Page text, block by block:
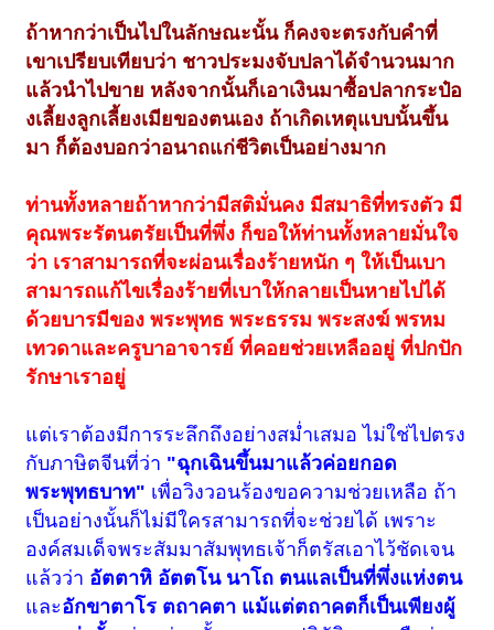
ถ้าหากว่าเป็นไปในลักษณะนั้น ก็คงจะตรงกับคำที่
เขาเปรียบเทียบว่า ชาวประมงจับปลาได้จำนวนมาก
แล้วนำไปขาย หลังจากนั้นก็เอาเงินมาซื้อปลากระป๋อ
งเลี้ยงลูกเลี้ยงเมียของตนเอง ถ้าเกิดเหตุแบบนั้นขึ้น
มา ก็ต้องบอกว่าอนาถแก่ชีวิตเป็นอย่างมาก
ท่านทั้งหลายถ้าหากว่ามีสติมั่นคง มีสมาธิที่ทรงตัว มี
คุณพระรัตนตรัยเป็นที่พึ่ง ก็ขอให้ท่านทั้งหลายมั่นใจ
ว่า เราสามารถที่จะผ่อนเรื่องร้ายหนัก ๆ ให้เป็นเบา
สามารถแก้ไขเรื่องร้ายที่เบาให้กลายเป็นหายไปได้
ด้วยบารมีของ พระพุทธ พระธรรม พระสงฆ์ พรหม
เทวดาและครูบาอาจารย์ ที่คอยช่วยเหลืออยู่ ที่ปกปัก
รักษาเราอยู่
แต่เราต้องมีการระลึกถึงอย่างสม่ำเสมอ ไม่ใช่ไปตรง
กับภาษิตจีนที่ว่า "ฉุกเฉินขึ้นมาแล้วค่อยกอด
พระพุทธบาท" เพื่อวิงวอนร้องขอความช่วยเหลือ ถ้า
เป็นอย่างนั้นก็ไม่มีใครสามารถที่จะช่วยได้ เพราะ
องค์สมเด็จพระสัมมาสัมพุทธเจ้าก็ตรัสเอาไว้ชัดเจน
แล้วว่า อัตตาหิ อัตตโน นาโถ ตนแลเป็นที่พึ่งแห่งตน
และอักขาตาโร ตถาคตา แม้แต่ตถาคตก็เป็นเพียงผู้